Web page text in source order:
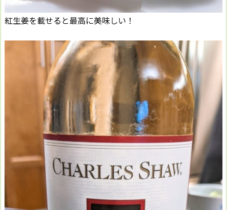
紅生姜を載せると最高に美味しい！